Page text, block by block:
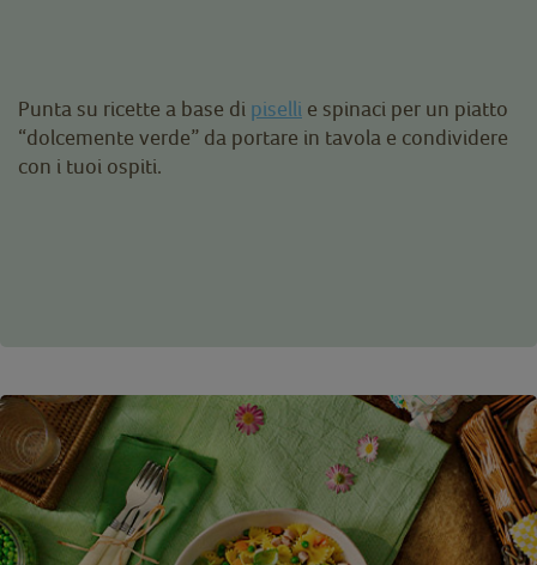
Punta su ricette a base di piselli e spinaci per un piatto
“dolcemente verde” da portare in tavola e condividere
con i tuoi ospiti.